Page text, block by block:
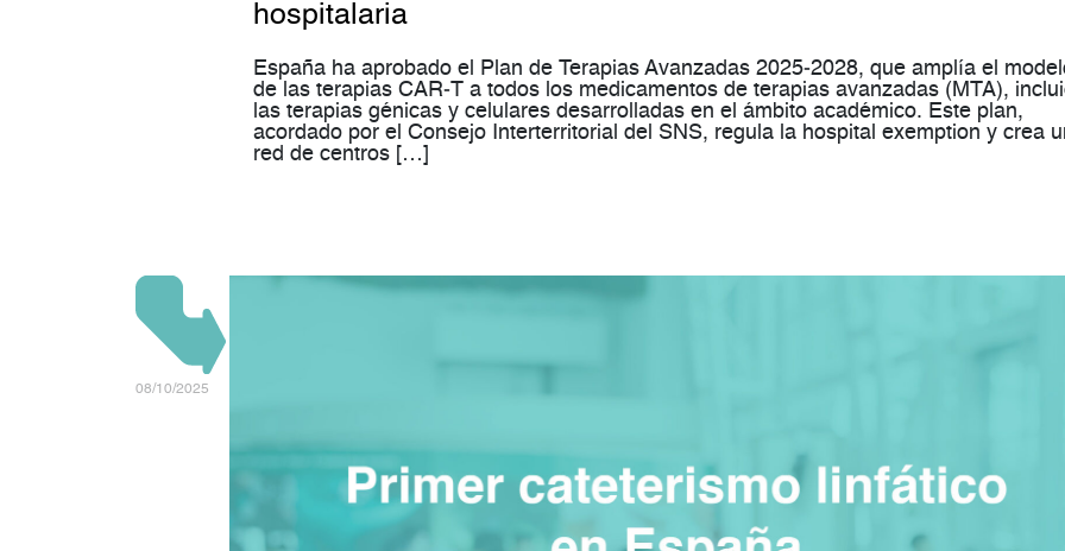
hospitalaria
España ha aprobado el Plan de Terapias Avanzadas 2025‑2028, que amplía el
de las terapias CAR‑T a todos los medicamentos de terapias avanzadas (MTA),
las terapias génicas y celulares desarrolladas en el ámbito académico. Este plan,
acordado por el Consejo Interterritorial del SNS, regula la hospital exemption y crea
red de centros […]
08/10/2025